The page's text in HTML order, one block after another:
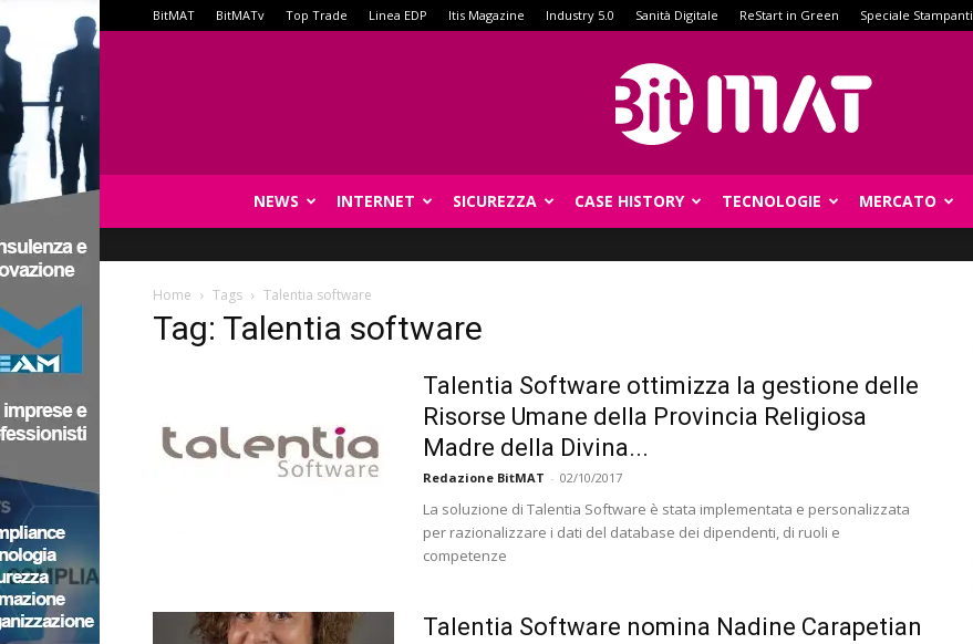
BitMAT BitMATv Top Trade Linea EDP Itis Magazine Industry 5.0 Sanità Digitale ReStart in Green Speciale Stampanti
NEWS INTERNET SICUREZZA CASE HISTORY TECNOLOGIE MERCATO
Home Tags Talentia software
Tag: Talentia software
Talentia Software ottimizza la gestione delle
Risorse Umane della Provincia Religiosa
Madre della Divina...
Redazione BitMAT - 02/10/2017
La soluzione di Talentia Software è stata implementata e personalizzata
per razionalizzare i dati del database dei dipendenti, di ruoli e
competenze
Talentia Software nomina Nadine Carapetian